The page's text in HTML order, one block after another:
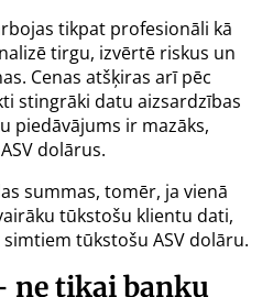
tikpat profesionāli kā
tirgu, izvērtē riskus un
Cenas atšķiras arī pēc
stingrāki datu aizsardzības
piedāvājums ir mazāks,
dolārus.
summas, tomēr, ja vienā
tūkstošu klientu dati,
tūkstošu ASV dolāru.
ne tikai banku